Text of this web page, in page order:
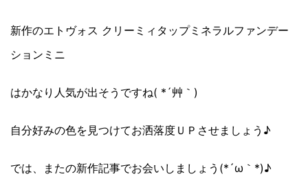
新作のエトヴォス クリーミィタップミネラルファンデー
ションミニ
はかなり人気が出そうですね( *´艸｀)
自分好みの色を見つけてお洒落度ＵＰさせましょう♪
では、またの新作記事でお会いしましょう(*´ω｀*)♪